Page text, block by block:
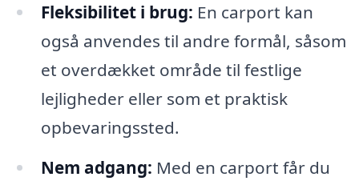
Fleksibilitet i brug: En carport kan
også anvendes til andre formål, såsom
et overdækket område til festlige
lejligheder eller som et praktisk
opbevaringssted.
Nem adgang: Med en carport får du